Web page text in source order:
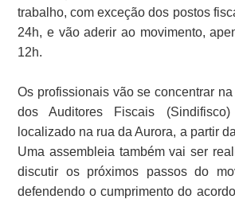
trabalho, com exceção dos postos
24h, e vão aderir ao movimento,
12h.
Os profissionais vão se concentrar
dos Auditores Fiscais
localizado na rua da Aurora, a partir
Uma assembleia também vai ser
discutir os próximos passos do
defendendo o cumprimento do